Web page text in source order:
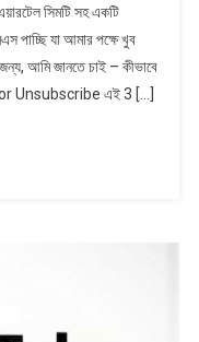
Stop
Or
Deactive
Or
সিমটি সহ একটি
পাচ্ছি যা আমার পক্ষে খুব
আমি জানতে চাই – কীভাবে
Unsubscribe এই 3 […]